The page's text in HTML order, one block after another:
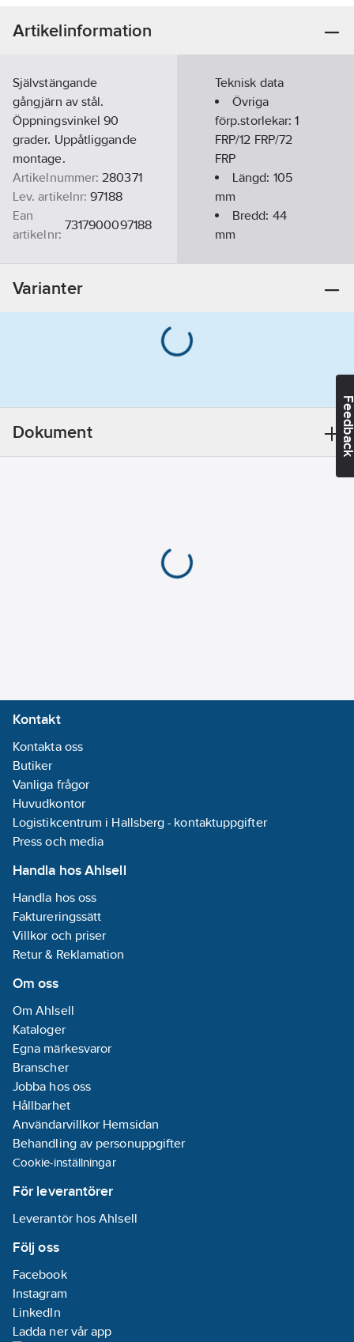
Artikelinformation
Självstängande
gångjärn av stål.
Öppningsvinkel 90
grader. Uppåtliggande
montage.
Artikelnummer: 280371
Lev. artikelnr: 97188
Ean
artikelnr:
7317900097188
Teknisk data
Övriga
förp.storlekar:1
FRP/12 FRP/72
FRP
Längd: 105
mm
Bredd: 44
mm
Varianter
Dokument
Kontakt
Kontakta oss
Butiker
Vanliga frågor
Huvudkontor
Logistikcentrum i Hallsberg - kontaktuppgifter
Press och media
Handla hos Ahlsell
Handla hos oss
Faktureringssätt
Villkor och priser
Retur & Reklamation
Om oss
Om Ahlsell
Kataloger
Egna märkesvaror
Branscher
Jobba hos oss
Hållbarhet
Användarvillkor Hemsidan
Behandling av personuppgifter
Cookie-inställningar
För leverantörer
Leverantör hos Ahlsell
Följ oss
Facebook
Instagram
LinkedIn
Ladda ner vår app